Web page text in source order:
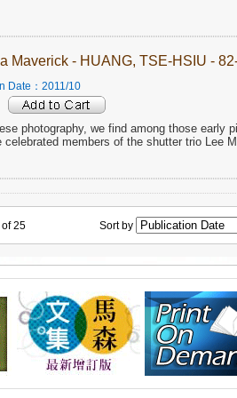
Maverick - HUANG, TSE-HSIU -
Date： 2011/10
photography, we find among those early
members of the shutter trio Lee
of25 Sort by